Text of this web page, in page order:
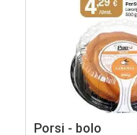
Porsi - bolo